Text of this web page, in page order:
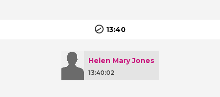
13:40
Helen Mary Jones
13:40:02